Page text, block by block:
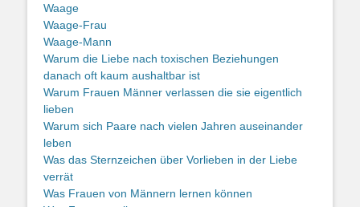
Waage
Waage-Frau
Waage-Mann
Warum die Liebe nach toxischen Beziehungen
danach oft kaum aushaltbar ist
Warum Frauen Männer verlassen die sie eigentlich
lieben
Warum sich Paare nach vielen Jahren auseinander
leben
Was das Sternzeichen über Vorlieben in der Liebe
verrät
Was Frauen von Männern lernen können